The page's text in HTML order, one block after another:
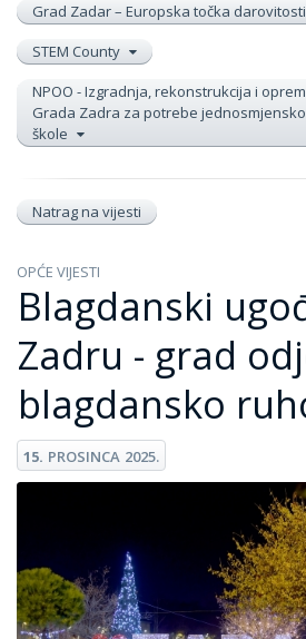
Grad Zadar – Europska točka darovitosti
STEM County
NPOO - Izgradnja, rekonstrukcija i
Grada Zadra za potrebe
škole
Natrag na vijesti
OPĆE VIJESTI
Blagdanski
Zadru - grad
blagdansko
15. PROSINCA 2025.